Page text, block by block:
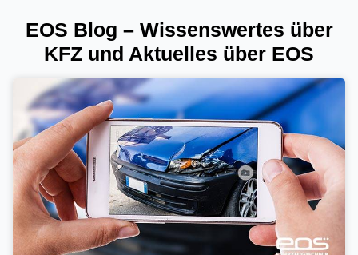
EOS Blog – Wissenswertes über
KFZ und Aktuelles über EOS